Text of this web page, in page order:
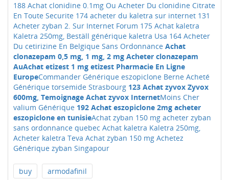
188 Achat clonidine 0.1mg Ou Acheter Du clonidine Citrate
En Toute Securite 174 acheter du kaletra sur internet 131
Acheter zyban 2. Sur Internet Forum 175 Achat kaletra
Kaletra 250mg, Beställ générique kaletra Usa 164 Acheter
Du cetirizine En Belgique Sans Ordonnance Achat
clonazepam 0,5 mg, 1 mg, 2 mg Acheter clonazepam
AuAchat etizest 1 mg etizest Pharmacie En Ligne
EuropeCommander Générique eszopiclone Berne Acheté
Générique torsemide Strasbourg 123 Achat zyvox Zyvox
600mg, Temoignage Achat zyvox InternetMoins Cher
valium Générique 192 Achat eszopiclone 2mg acheter
eszopiclone en tunisieAchat zyban 150 mg acheter zyban
sans ordonnance quebec Achat kaletra Kaletra 250mg,
Acheter kaletra Teva Achat zyban 150 mg Achetez
Générique zyban Singapour
buy armodafinil